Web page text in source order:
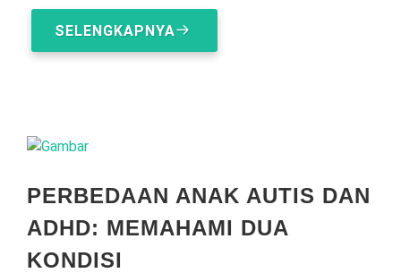
SELENGKAPNYA
PERBEDAAN ANAK AUTIS DAN
ADHD: MEMAHAMI DUA
KONDISI